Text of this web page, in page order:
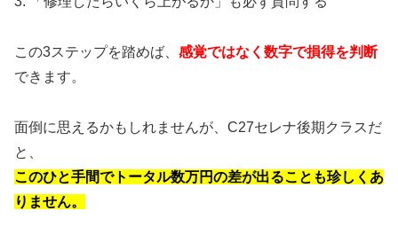
この3ステップを踏めば、 感覚ではなく数字で損得を判断
できます。
面倒に思えるかもしれませんが、C27セレナ後期クラスだ
と、
このひと手間でトータル数万円の差が出ることも珍しくあ
りません。